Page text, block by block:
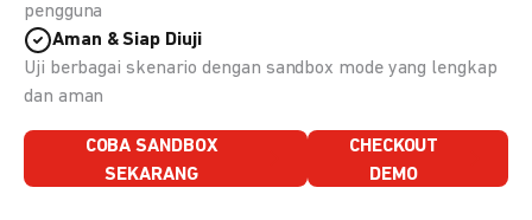
pengguna
Aman & Siap Diuji
Uji berbagai skenario dengan sandbox mode yang lengkap
dan aman
COBA SANDBOX
SEKARANG
CHECKOUT
DEMO